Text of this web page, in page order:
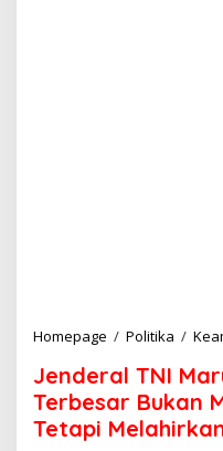
Homepage / Politika /
Jenderal TNI
Terbesar Bukan
Tetapi